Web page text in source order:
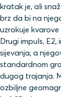
kratak je, ali
brz da bi na
uzrokuje
Drugi impuls,
sijevanja, a
standardnom
dugog trajanja.
ozbiljne